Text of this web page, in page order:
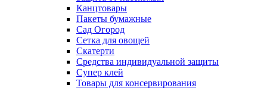
Канцтовары
Пакеты бумажные
Сад Огород
Сетка для овощей
Скатерти
Средства индивидуальной защиты
Супер клей
Товары для консервирования